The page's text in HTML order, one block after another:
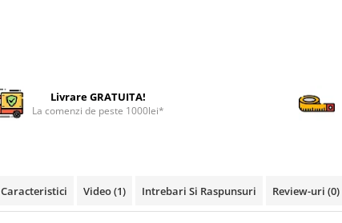
Livrare GRATUITA!
La comenzi de peste 1000lei*
Caracteristici Video(1) Intrebari Si Raspunsuri Review-uri (0)